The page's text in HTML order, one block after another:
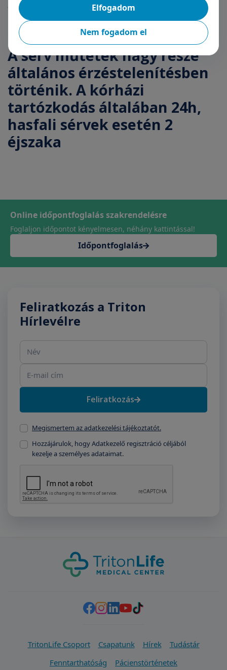
gyakran kombináljuk has plasztikával. Ilyenkor a
megereszkedett hasi bőrt és zsírszövetet is
kimetsszük.
A sérv műtétek nagy része
általános érzéstelenítésben
történik. A kórházi
tartózkodás általában 24h,
hasfali sérvek esetén 2
éjszaka
Online időpontfoglalás szakrendelésre
Foglaljon időpontot kényelmesen, néhány kattintással!
Időpontfoglalás
Feliratkozás a Triton
Hírlevélre
Név
E-mail cím
Feliratkozás
Megismertem az adatkezelési tájékoztatót.
Hozzájárulok, hogy Adatkezelő regisztráció céljából
kezelje a személyes adataimat.
TritonLife Csoport Csapatunk Hírek
Tudástár
Fenntarthatóság
Pácienstörténetek
Nem fogadom el
Elfogadom